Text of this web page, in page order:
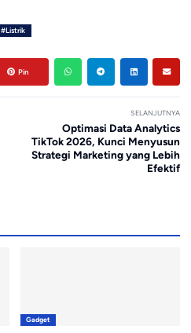
#Listrik
Pin
SELANJUTNYA
Optimasi Data Analytics
TikTok 2026, Kunci Menyusun
Strategi Marketing yang Lebih
Efektif
Gadget